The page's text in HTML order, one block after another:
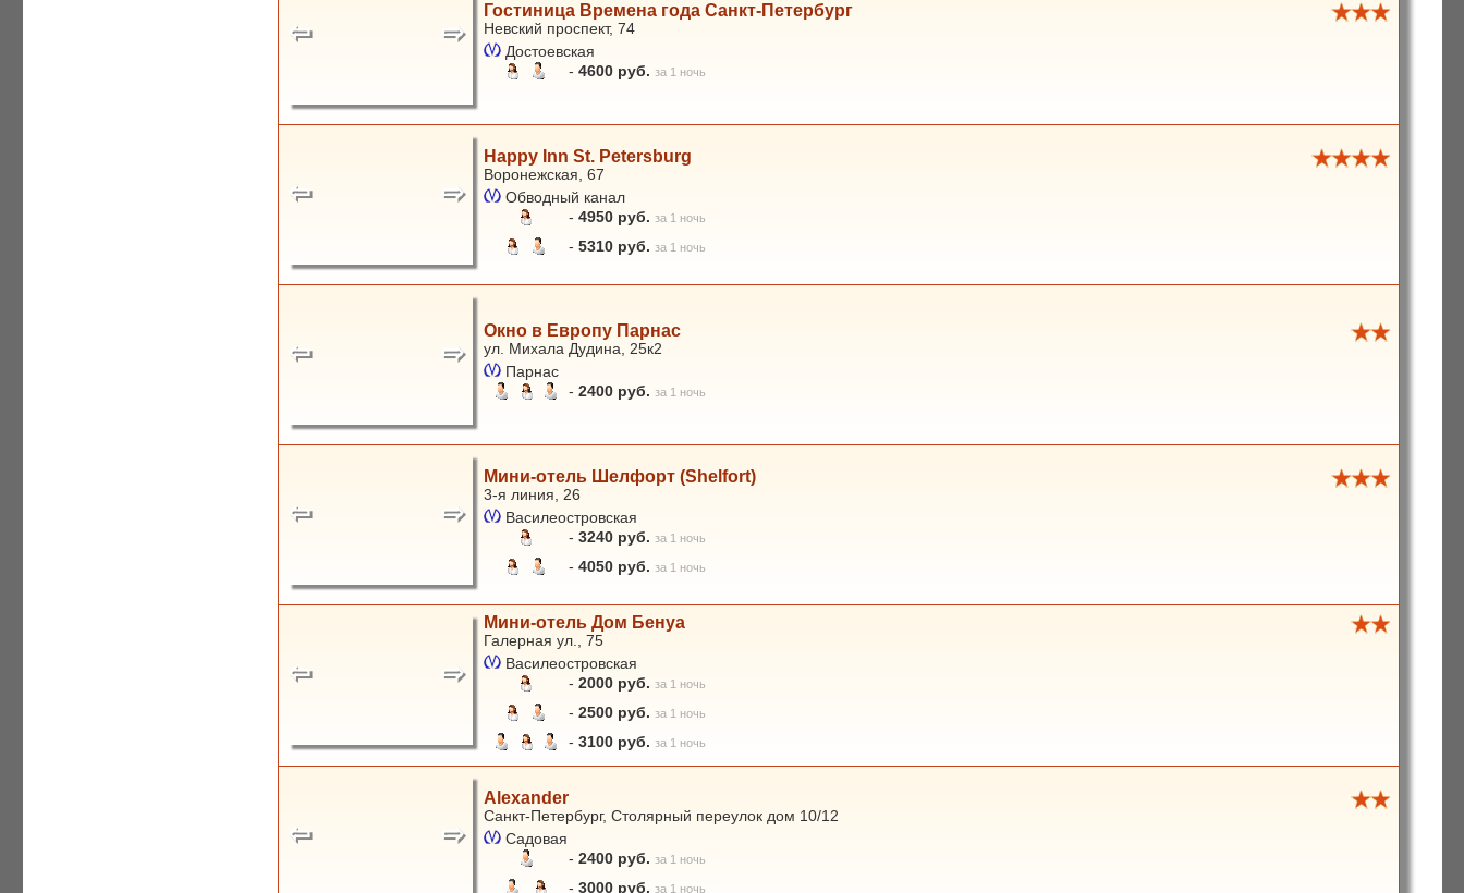
Гостиница Времена года Санкт-Петербург
Невский проспект, 74
Достоевская
- 4600 руб. за 1 ночь
Happy Inn St. Petersburg
Воронежская, 67
Обводный канал
- 4950 руб. за 1 ночь
- 5310 руб. за 1 ночь
Окно в Европу Парнас
ул. Михала Дудина, 25к2
Парнас
- 2400 руб. за 1 ночь
Мини-отель Шелфорт (Shelfort)
3-я линия, 26
Василеостровская
- 3240 руб. за 1 ночь
- 4050 руб. за 1 ночь
Мини-отель Дом Бенуа
Галерная ул., 75
Василеостровская
- 2000 руб. за 1 ночь
- 2500 руб. за 1 ночь
- 3100 руб. за 1 ночь
Alexander
Санкт-Петербург, Столярный переулок дом 10/12
Садовая
- 2400 руб. за 1 ночь
- 3000 руб. за 1 ночь